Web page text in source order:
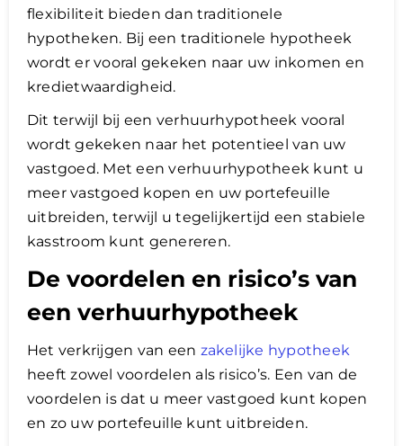
flexibiliteit bieden dan traditionele
hypotheken. Bij een traditionele hypotheek
wordt er vooral gekeken naar uw inkomen en
kredietwaardigheid.
Dit terwijl bij een verhuurhypotheek vooral
wordt gekeken naar het potentieel van uw
vastgoed. Met een verhuurhypotheek kunt u
meer vastgoed kopen en uw portefeuille
uitbreiden, terwijl u tegelijkertijd een stabiele
kasstroom kunt genereren.
De voordelen en risico’s van
een verhuurhypotheek
Het verkrijgen van een zakelijke hypotheek
heeft zowel voordelen als risico’s. Een van de
voordelen is dat u meer vastgoed kunt kopen
en zo uw portefeuille kunt uitbreiden.